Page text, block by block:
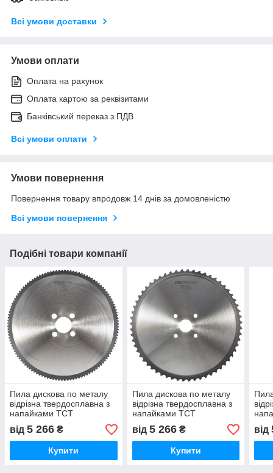
Всі умови доставки
Умови оплати
Оплата на рахунок
Оплата картою за реквізитами
Банківський переказ з ПДВ
Всі умови оплати
Умови повернення
Повернення товару впродовж 14 днів за домовленістю
Всі умови повернення
Подібні товари компанії
Пила дискова по металу
відрізна твердосплавна з
напайками TCT
KINKELDER KINS’ BLUE
LMT
від 5 266 ₴
Купити
Пила дискова по металу
відрізна твердосплавна з
напайками TCT
KINKELDER KINS’ RED LT
PERFORMANCE
від 5 266₴
Купити
LMT
від